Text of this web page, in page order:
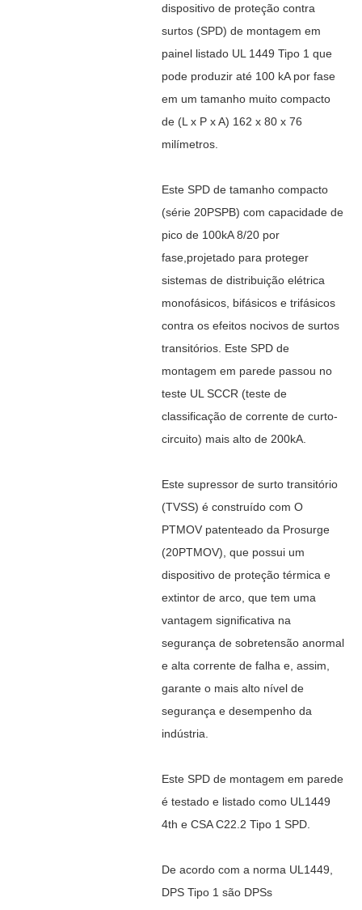
dispositivo de proteção contra
surtos (SPD) de montagem em
painel listado UL 1449 Tipo 1 que
pode produzir até 100 kA por fase
em um tamanho muito compacto
de(L x P x A) 162 x 80 x 76
milímetros.
Este SPD de tamanho compacto
(série 20PSPB) com capacidade de
pico de 100kA 8/20 por
fase, projetado para proteger
sistemas de distribuição elétrica
monofásicos, bifásicos e trifásicos
contra os efeitos nocivos de surtos
transitórios. Este SPD de
montagem em parede passou no
teste UL SCCR (teste de
classificação de corrente de curto-
circuito) mais alto de 200kA.
Este supressor de surto transitório
(TVSS) é construído com O
PTMOV patenteado da Prosurge
(20PTMOV), que possui um
dispositivo de proteção térmica e
extintor de arco, quetem uma
vantagem significativa na
segurança de sobretensão anormal
e alta corrente de falha e, assim,
garante o mais alto nível de
segurança e desempenho da
indústria.
Este SPD de montagem em parede
é testado e listado como UL1449
4th e CSA C22.2 Tipo 1 SPD.
De acordo com a norma UL1449,
DPS Tipo 1 são DPSs